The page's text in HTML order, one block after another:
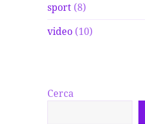
sport (8)
video (10)
Cerca